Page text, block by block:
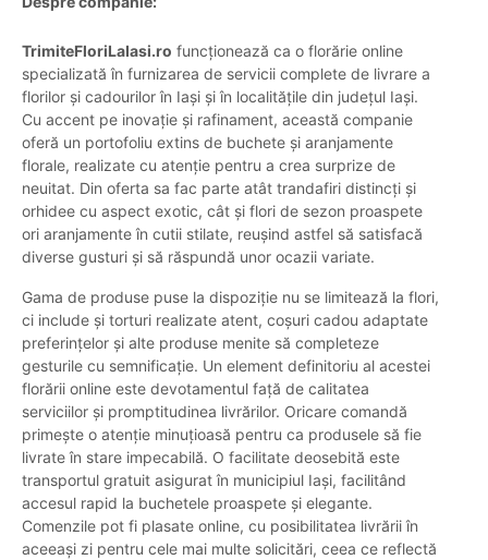
TrimiteFloriLaIasi.ro funcționează ca o florărie online
specializată în furnizarea de servicii complete de livrare a
florilor și cadourilor în Iași și în localitățile din județul Iași.
Cu accent pe inovație și rafinament, această companie
oferă un portofoliu extins de buchete și aranjamente
florale, realizate cu atenție pentru a crea surprize de
neuitat. Din oferta sa fac parte atât trandafiri distincți și
orhidee cu aspect exotic, cât și flori de sezon proaspete
ori aranjamente în cutii stilate, reușind astfel să satisfacă
diverse gusturi și să răspundă unor ocazii variate.
Gama de produse puse la dispoziție nu se limitează la flori,
ci include și torturi realizate atent, coșuri cadou adaptate
preferințelor și alte produse menite să completeze
gesturile cu semnificație. Un element definitoriu al acestei
florării online este devotamentul față de calitatea
serviciilor și promptitudinea livrărilor. Oricare comandă
primește o atenție minuțioasă pentru ca produsele să fie
livrate în stare impecabilă. O facilitate deosebită este
transportul gratuit asigurat în municipiul Iași, facilitând
accesul rapid la buchetele proaspete și elegante.
Comenzile pot fi plasate online, cu posibilitatea livrării în
aceeași zi pentru cele mai multe solicitări, ceea ce reflectă